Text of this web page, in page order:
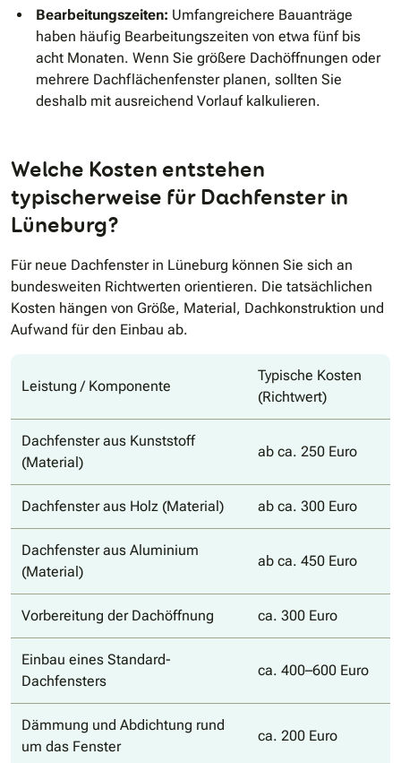
Bearbeitungszeiten: Umfangreichere Bauanträge
haben häufig Bearbeitungszeiten von etwa fünf bis
acht Monaten. Wenn Sie größere Dachöffnungen oder
mehrere Dachflächenfenster planen, sollten Sie
deshalb mit ausreichend Vorlauf kalkulieren.
Welche Kosten entstehen
typischerweise für Dachfenster in
Lüneburg?
Für neue Dachfenster in Lüneburg können Sie sich an
bundesweiten Richtwerten orientieren. Die tatsächlichen
Kosten hängen von Größe, Material, Dachkonstruktion und
Aufwand für den Einbau ab.
Leistung / Komponente
Typische Kosten
(Richtwert)
Dachfenster aus Kunststoff
(Material)
ab ca. 250 Euro
Dachfenster aus Holz (Material) ab ca. 300 Euro
Dachfenster aus Aluminium
(Material)
ab ca. 450 Euro
Vorbereitung der Dachöffnung ca. 300 Euro
Einbau eines Standard-
Dachfensters
ca. 400–600 Euro
Dämmung und Abdichtung rund
um das Fenster
ca. 200 Euro